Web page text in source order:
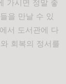
가시면 정말 좋
을 만날 수 있
서 도서관에 다
회복의 정서를